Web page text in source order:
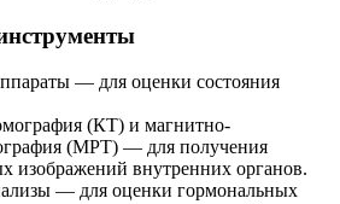
— для оценки состояния
(КТ) и магнитно-
(МРТ) — для получения
изображений внутренних органов.
— для оценки гормональных